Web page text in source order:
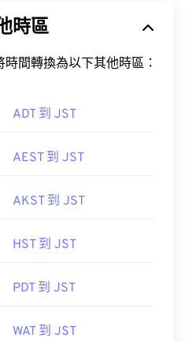
時區
間轉換為以下其他時區：
ADT 到 JST
AEST 到 JST
AKST 到 JST
HST 到 JST
PDT 到 JST
WAT 到 JST